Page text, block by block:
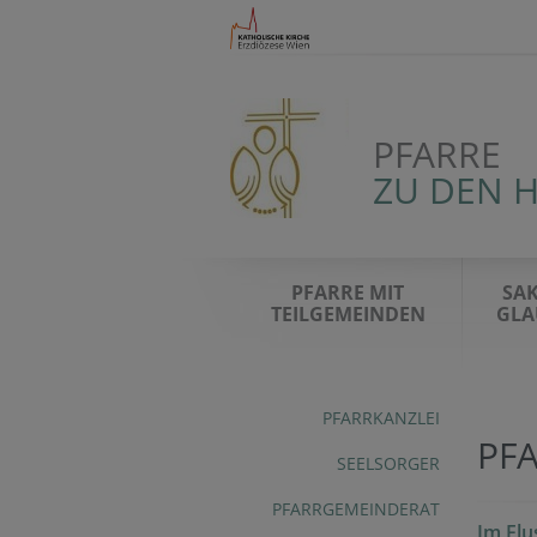
PFARRE
ZU DEN
PFARRE MIT
TEILGEMEINDEN
PFARRKANZLEI
SEELSORGER
PFARRGEMEINDERAT